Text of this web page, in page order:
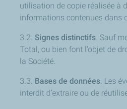
utilisation de copie réalisée à
informations contenues dans
3.2. Signes distinctifs . Sauf
Total, ou bien font l’objet de
la Société.
3.3. Bases de données . Les
interdit d’extraire ou de